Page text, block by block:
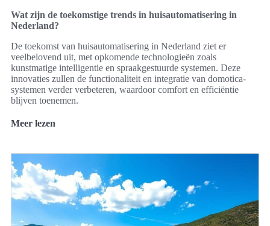
Wat zijn de toekomstige trends in huisautomatisering in
Nederland?
De toekomst van huisautomatisering in Nederland ziet er
veelbelovend uit, met opkomende technologieën zoals
kunstmatige intelligentie en spraakgestuurde systemen. Deze
innovaties zullen de functionaliteit en integratie van domotica-
systemen verder verbeteren, waardoor comfort en efficiëntie
blijven toenemen.
Meer lezen